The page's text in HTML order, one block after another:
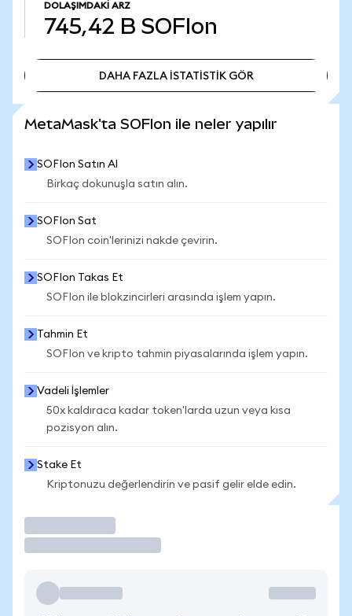
DOLAŞIMDAKI ARZ
745,42 B SOFIon
DAHA FAZLA İSTATİSTİK GÖR
MetaMask'ta SOFIon ile neler yapılır
SOFIon Satın Al
Birkaç dokunuşla satın alın.
SOFIon Sat
SOFIon coin'lerinizi nakde çevirin.
SOFIon Takas Et
SOFIon ile blokzincirleri arasında işlem yapın.
Tahmin Et
SOFIon ve kripto tahmin piyasalarında işlem yapın.
Vadeli İşlemler
50x kaldıraca kadar token'larda uzun veya kısa
pozisyon alın.
Stake Et
Kriptonuzu değerlendirin ve pasif gelir elde edin.